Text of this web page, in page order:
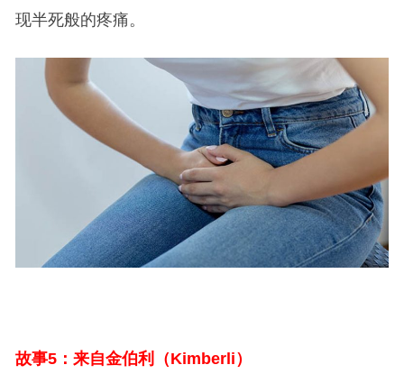
现半死般的疼痛。
故事5：来自金伯利（Kimberli）